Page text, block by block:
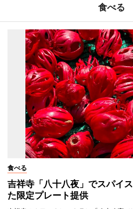
食べる
食べる
吉祥寺「八十八夜」でスパイ
た限定プレート提供